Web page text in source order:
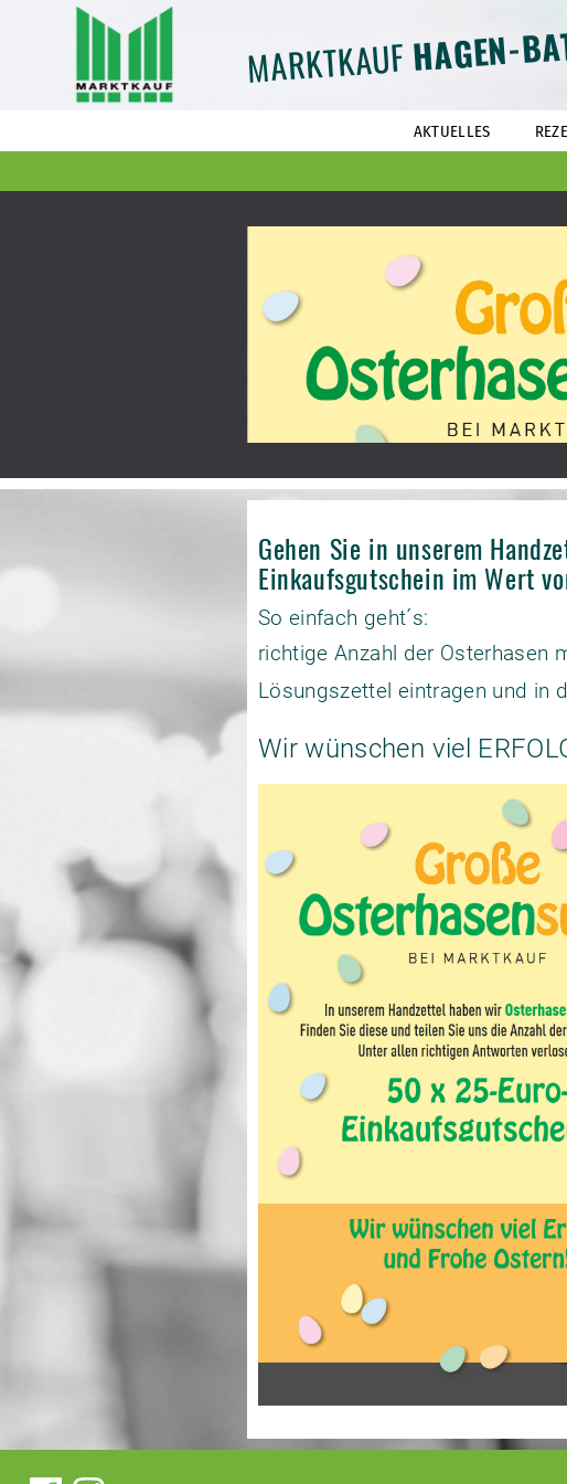
MARKTKAUFHAGEN-
AKTUELLES
Gehen Sie in unserem
Einkaufsgutschein im Wert
So einfach geht´s:
richtige Anzahl der Osterhasen
Lösungszettel eintragen und in
Wir wünschen viel